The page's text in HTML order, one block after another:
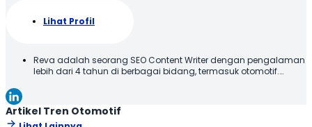
Lihat Profil
Reva adalah seorang SEO Content Writer dengan pengalaman
lebih dari 4 tahun di berbagai bidang, termasuk otomotif.
informatif, menarik, dan mudah dipahami oleh pembaca.
Artikel Tren Otomotif